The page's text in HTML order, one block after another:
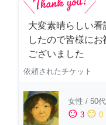
大変素晴らしい
したので皆様に
ございました
依頼されたチケット
女性 / 50代
sentiment_satisfied 3 sentiment_neutral 0